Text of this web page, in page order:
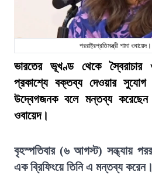
পররাষ্ট্রপ্রতিমন্ত্রী শামা
ভারতের ভূখণ্ড থেকে স্বৈরাচার
প্রকাশ্যে বক্তব্য দেওয়ার সুযোগ
উদ্বেগজনক বলে মন্তব্য করেছেন
ওবায়েদ।
বৃহস্পতিবার (৬ আগস্ট) সন্ধ্যায়
এক ব্রিফিংয়ে তিনি এ মন্তব্য করেন।